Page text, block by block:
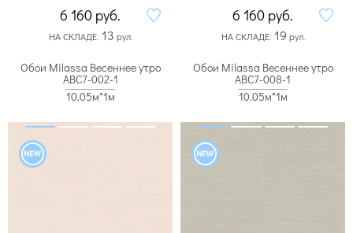
6 160 руб.
НА СКЛАДЕ: 13 рул.
6 160 руб.
НА СКЛАДЕ: 19 рул.
Обои Milassa Весеннее утро
ABC7-002-1
10.05м*1м
Обои Milassa Весеннее утро
ABC7-008-1
10.05м*1м